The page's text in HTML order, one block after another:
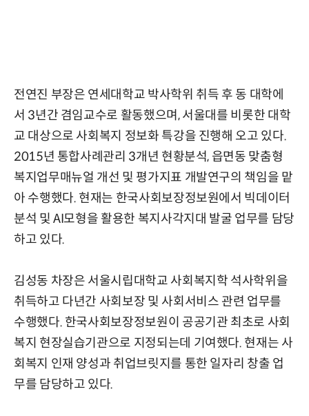
전연진 부장은 연세대학교 박사학위 취득 후 동 대학에
서 3년간 겸임교수로 활동했으며, 서울대를 비롯한 대학
교 대상으로 사회복지 정보화 특강을 진행해 오고 있다.
2015년 통합사례관리 3개년 현황분석, 읍면동 맞춤형
복지업무매뉴얼 개선 및 평가지표 개발연구의 책임을 맡
아 수행했다. 현재는 한국사회보장정보원에서 빅데이터
분석 및 AI모형을 활용한 복지사각지대 발굴 업무를 담당
하고 있다.
김성동 차장은 서울시립대학교 사회복지학 석사학위을
취득하고 다년간 사회보장 및 사회서비스 관련 업무를
수행했다. 한국사회보장정보원이 공공기관 최초로 사회
복지 현장실습기관으로 지정되는데 기여했다. 현재는 사
회복지 인재 양성과 취업브릿지를 통한 일자리 창출 업
무를 담당하고 있다.